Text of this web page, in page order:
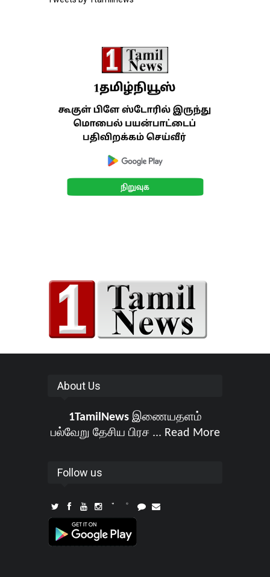
About Us
1TamilNewsஇணையதளம்
பல்வேறு தேசிய பிரச ... Read More
Follow us